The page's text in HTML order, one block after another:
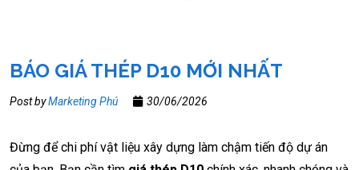
BÁO GIÁ THÉP D10 MỚI NHẤT
Post byMarketing Phú 30/06/2026
Đừng để chi phí vật liệu xây dựng làm chậm tiến độ dự án